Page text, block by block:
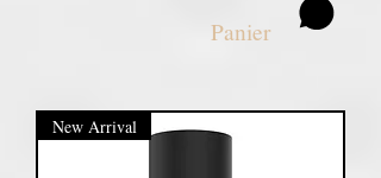
Panier
New Arrival